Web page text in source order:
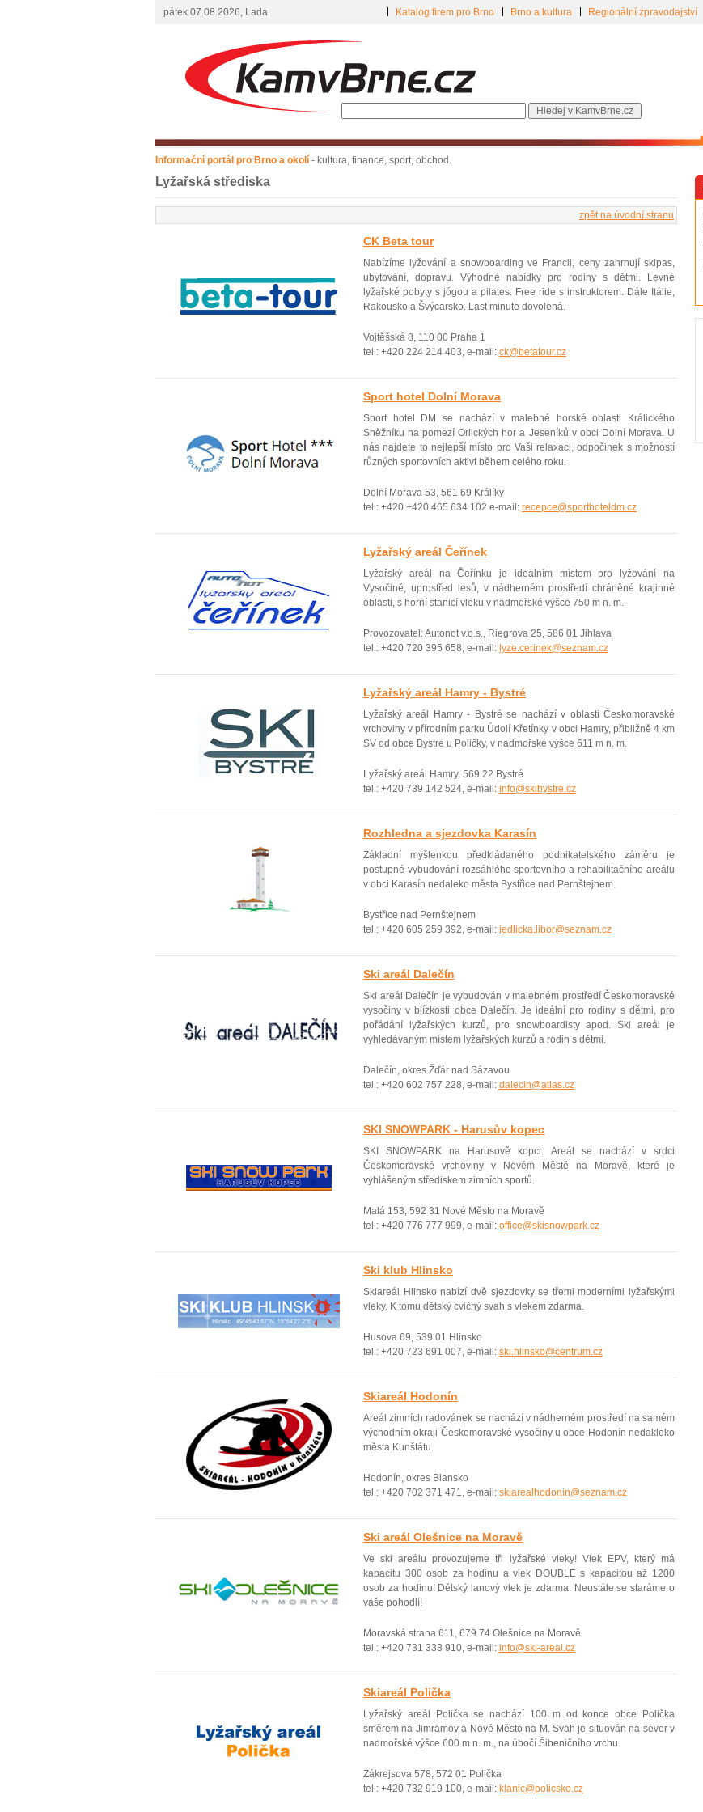
Informační portál pro Brno a okolí - kultura, finance, sport, obchod.
Regionální zpravodajství
Brno a kultura
Katalog firem pro Brno
pátek 07.08.2026, Lada
Lyžařská střediska
zpět na úvodní stranu
CK Beta tour
Nabízíme lyžování a snowboarding ve Francii, ceny zahrnují skipas,
ubytování, dopravu. Výhodné nabídky pro rodiny s dětmi. Levné
lyžařské pobyty s jógou a pilates. Free ride s instruktorem. Dále Itálie,
Rakousko a Švýcarsko. Last minute dovolená.
Vojtěšská 8, 110 00 Praha 1
tel.: +420 224 214 403, e-mail: ck@betatour.cz
Sport hotel Dolní Morava
Sport hotel DM se nachází v malebné horské oblasti Králického
Sněžníku na pomezí Orlických hor a Jeseníků v obci Dolní Morava. U
nás najdete to nejlepší místo pro Vaši relaxaci, odpočinek s možností
různých sportovních aktivt během celého roku.
Dolní Morava 53, 561 69 Králíky
tel.: +420 +420 465 634 102 e-mail: recepce@sporthoteldm.cz
Lyžařský areál Čeřínek
Lyžařský areál na Čeřínku je ideálním místem pro lyžování na
Vysočině, uprostřed lesů, v nádherném prostředí chráněné krajinné
oblasti, s horní stanicí vleku v nadmořské výšce 750 m n. m.
Provozovatel: Autonot v.o.s., Riegrova 25, 586 01 Jihlava
tel.: +420 720 395 658, e-mail: lyze.cerinek@seznam.cz
Lyžařský areál Hamry - Bystré
Lyžařský areál Hamry - Bystré se nachází v oblasti Českomoravské
vrchoviny v přírodním parku Údolí Křetínky v obci Hamry, přibližně 4 km
SV od obce Bystré u Poličky, v nadmořské výšce 611 m n. m.
Lyžařský areál Hamry, 569 22 Bystré
tel.: +420 739 142 524, e-mail: info@skibystre.cz
Rozhledna a sjezdovka Karasín
Základní myšlenkou předkládaného podnikatelského záměru je
postupné vybudování rozsáhlého sportovního a rehabilitačního areálu
v obci Karasín nedaleko města Bystřice nad Pernštejnem.
Bystřice nad Pernštejnem
tel.: +420 605 259 392, e-mail: jedlicka.libor@seznam.cz
Ski areál Dalečín
Ski areál Dalečín je vybudován v malebném prostředí Českomoravské
vysočiny v blízkosti obce Dalečín. Je ideální pro rodiny s dětmi, pro
pořádání lyžařských kurzů, pro snowboardisty apod. Ski areál je
vyhledávaným místem lyžařských kurzů a rodin s dětmi.
Dalečín, okres Žďár nad Sázavou
tel.: +420 602 757 228, e-mail: dalecin@atlas.cz
SKI SNOWPARK - Harusův kopec
SKI SNOWPARK na Harusově kopci. Areál se nachází v srdci
Českomoravské vrchoviny v Novém Městě na Moravě, které je
vyhlášeným střediskem zimních sportů.
Malá 153, 592 31 Nové Město na Moravě
tel.: +420 776 777 999, e-mail: office@skisnowpark.cz
Ski klub Hlinsko
Skiareál Hlinsko nabízí dvě sjezdovky se třemi moderními lyžařskými
vleky. K tomu dětský cvičný svah s vlekem zdarma.
Husova 69, 539 01 Hlinsko
tel.: +420 723 691 007, e-mail: ski.hlinsko@centrum.cz
Skiareál Hodonín
Areál zimních radovánek se nachází v nádherném prostředí na samém
východním okraji Českomoravské vysočiny u obce Hodonín nedakleko
města Kunštátu.
Hodonín, okres Blansko
tel.: +420 702 371 471, e-mail: skiarealhodonin@seznam.cz
Ski areál Olešnice na Moravě
Ve ski areálu provozujeme tři lyžařské vleky! Vlek EPV, který má
kapacitu 300 osob za hodinu a vlek DOUBLE s kapacitou až 1200
osob za hodinu! Dětský lanový vlek je zdarma. Neustále se staráme o
vaše pohodlí!
Moravská strana 611, 679 74 Olešnice na Moravě
tel.: +420 731 333 910, e-mail: info@ski-areal.cz
Skiareál Polička
Lyžařský areál Polička se nachází 100 m od konce obce Polička
směrem na Jimramov a Nové Město na M. Svah je situován na sever v
nadmořské výšce 600 m n. m., na úbočí Šibeničního vrchu.
Zákrejsova 578, 572 01 Polička
tel.: +420 732 919 100, e-mail: klanic@policsko.cz